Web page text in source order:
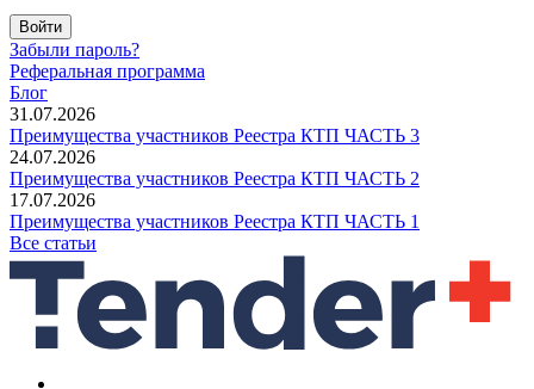
Войти
Забыли пароль?
Реферальная программа
Блог
31.07.2026
Преимущества участников Реестра КТП ЧАСТЬ 3
24.07.2026
Преимущества участников Реестра КТП ЧАСТЬ 2
17.07.2026
Преимущества участников Реестра КТП ЧАСТЬ 1
Все статьи